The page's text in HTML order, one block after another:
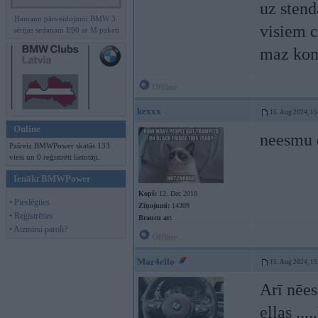
Hamann pārveidojumi BMW 3.
sērijas sedanam E90 ar M paketi
Online
Pašreiz BMWPower skatās 133
viesi un 0 reģistrēti lietotāji.
Ienākt BMWPower
• Pieslēgties
• Reģistrēties
• Aizmirsi paroli?
uz
visiem
maz
kexxx 15. Aug 2024,
Kopš: 12. Dec 2010
Ziņojumi: 14309
Braucu ar:
Mar4ello 15. Aug 2024,
Arī
eļļas